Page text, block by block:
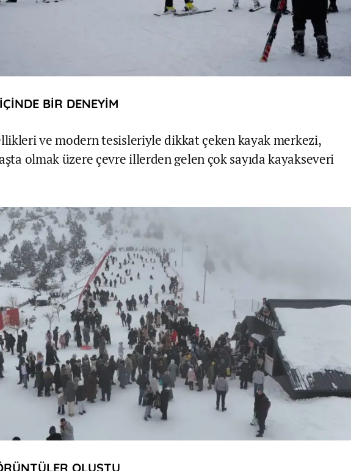
BİR DENEYİM
ve modern tesisleriyle dikkat çeken kayak merkezi,
olmak üzere çevre illerden gelen çok sayıda kayakseveri
OLUŞTU